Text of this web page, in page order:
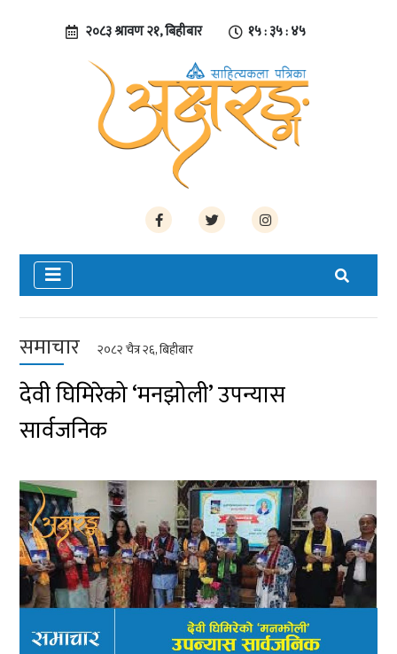
२०८३ श्रावण २१, बिहीबार १५ : ३५ : ४५
समाचार २०८२ चैत्र २६, बिहीबार
देवी घिमिरेको ‘मनझोली’ उपन्यास
सार्वजनिक